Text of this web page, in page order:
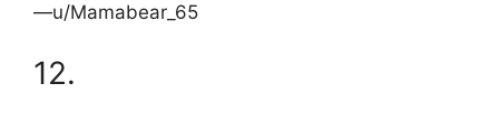
—u/Mamabear_65
12.